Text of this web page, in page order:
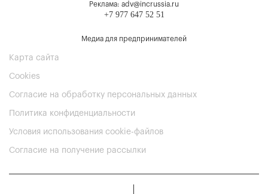
Реклама: adv@incrussia.ru
+7 977 647 52 51
Медиа для предпринимателей
Карта сайта
Cookies
Согласие на обработку персональных данных
Политика конфиденциальности
Условия использования cookie-файлов
Согласие на получение рассылки